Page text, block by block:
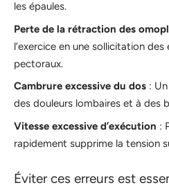
les épaules.
Perte de la rétraction des
l’exercice en une sollicitation
pectoraux.
Cambrure excessive du dos :
des douleurs lombaires et à des
Vitesse excessive d’exécution :
rapidement supprime la tension
Éviter ces erreurs est